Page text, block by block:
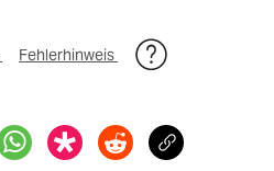
Fehlerhinweis